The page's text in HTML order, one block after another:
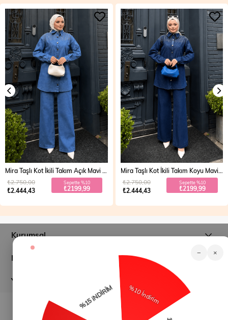
₺2.444,43
₺2.750,00 Sepette %10
₺2199,99
Mira Taşlı Kot İkili Takım Koyu Mavi 19286
₺2.444,43
₺2.750,00 Sepette %10
₺2199,99
Kurumsal
Müşteri İlişkileri
Yardım
− ×